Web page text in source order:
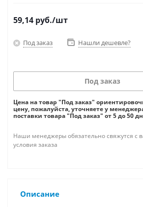
59,14 руб./шт
Под заказ Нашли дешевле?
Под заказ
Цена на товар "Под заказ"
цену, пожалуйста, уточняете у
поставки товара "Под заказ" от 5 до 50
Наши менеджеры обязательно свяжутся с
условия заказа
Описание